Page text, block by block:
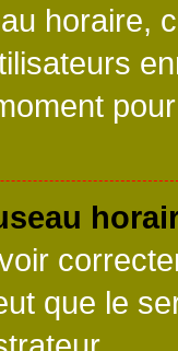
horaire,
que le